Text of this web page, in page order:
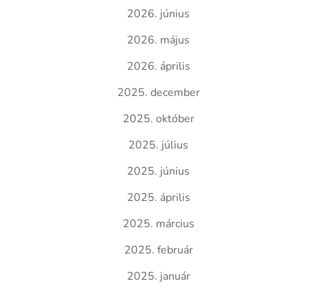
2026. június
2026. május
2026. április
2025. december
2025. október
2025. július
2025. június
2025. április
2025. március
2025. február
2025. január